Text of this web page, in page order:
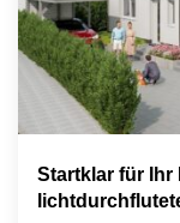
Startklar für Ihr